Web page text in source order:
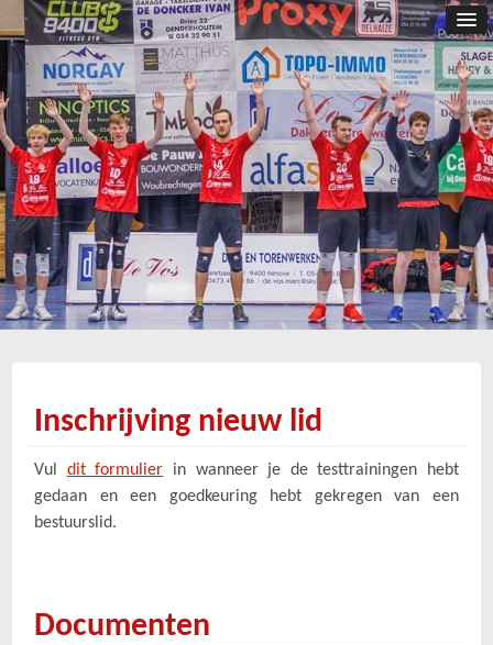
Inschrijving nieuw lid
Vul dit formulier in wanneer je de testtrainingen hebt
gedaan en een goedkeuring hebt gekregen van een
bestuurslid.
Documenten